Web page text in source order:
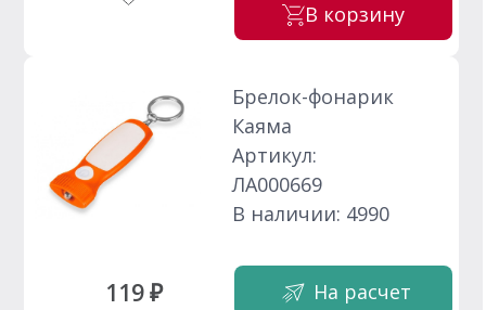
В корзину
119 ₽
Брелок-фонарик
Каяма
Артикул:
ЛА000669
В наличии: 4990
На расчет